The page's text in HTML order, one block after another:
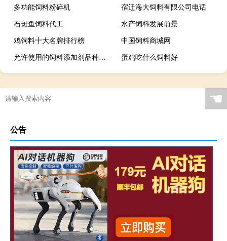
多功能饲料粉碎机
宿迁海大饲料有限公司电话
石斑鱼饲料代工
水产饲料发展前景
鸡饲料十大名牌排行榜
中国饲料商城网
允许使用的饲料添加剂品种目录
蛋鸡吃什么饲料好
☚
公告